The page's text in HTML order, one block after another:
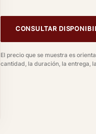
CONSULTAR
El precio que se muestra es
cantidad, la duración, la entrega,